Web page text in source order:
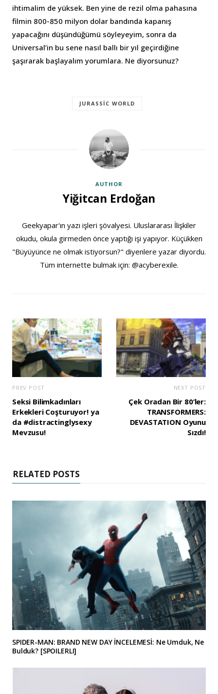
ihtimalim de yüksek. Ben yine de rezil olma pahasına
filmin 800-850 milyon dolar bandında kapanış
yapacağını düşündüğümü söyleyeyim, sonra da
Universal’in bu sene nasıl ballı bir yıl geçirdiğine
şaşırarak başlayalım yorumlara. Ne diyorsunuz?
JURASSIC WORLD
AUTHOR
Yiğitcan Erdoğan
Geekyapar'ın yazı işleri şövalyesi. Uluslararası İlişkiler
okudu, okula girmeden önce yaptığı işi yapıyor. Küçükken
"Büyüyünce ne olmak istiyorsun?" diyenlere yazar diyordu.
Tüm internette bulmak için: @acyberexile.
PREV POST
Seksi Bilimkadınları
Erkekleri Coşturuyor! ya
da #distractinglysexy
Mevzusu!
NEXT POST
Çek Oradan Bir 80’ler:
TRANSFORMERS:
DEVASTATION Oyunu
Sızdı!
RELATED POSTS
SPIDER-MAN: BRAND NEW DAY İNCELEMESİ: Ne Umduk, Ne
Bulduk? [SPOILERLI]